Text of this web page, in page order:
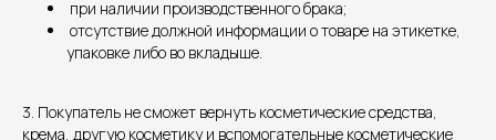
при наличии производственного брака;
отсутствие должной информации о товаре на этикетке,
упаковке либо во вкладыше.
3. Покупатель не сможет вернуть косметические средства,
крема, другую косметику и вспомогательные косметические